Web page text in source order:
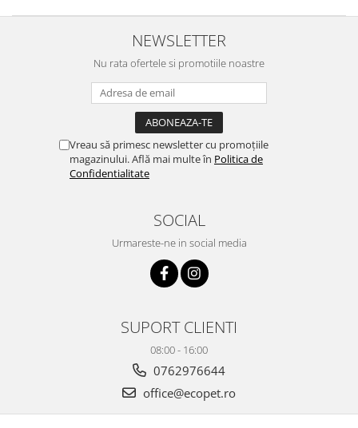
NEWSLETTER
Nu rata ofertele si promotiile noastre
Vreau să primesc newsletter cu promoțiile
magazinului. Află mai multe în Politica de
Confidentialitate
SOCIAL
Urmareste-ne in social media
SUPORT CLIENTI
08:00 - 16:00
0762976644
office@ecopet.ro